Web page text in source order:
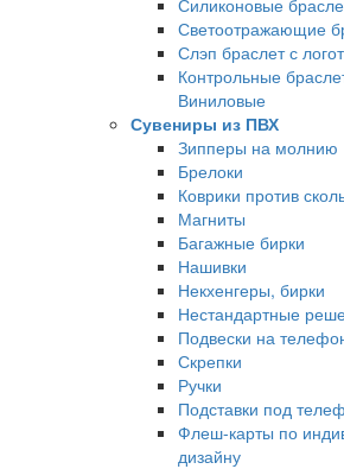
Силиконовые
Светоотражающие
Слэп браслет с
Контрольные
Виниловые
Сувениры из ПВХ
Зипперы на молнию
Брелоки
Коврики против
Магниты
Багажные бирки
Нашивки
Некхенгеры, бирки
Нестандартные
Подвески на
Скрепки
Ручки
Подставки под
Флеш-карты по
дизайну